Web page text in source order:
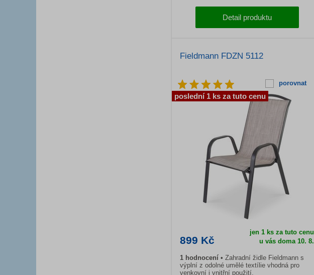
Detail produktu
Fieldmann FDZN 5112
porovnat
899 Kč
jen 1 ks za tuto cenu
u vás doma 10. 8.
1 hodnocení
Zahradní židle Fieldmann s
výplní z odolné umělé textílie vhodná pro
venkovní i vnitřní použití.
poslední 1 ks za tuto cenu